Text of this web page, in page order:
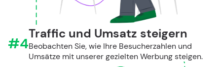
#4
Traffic und Umsatz steigern
Beobachten Sie, wie Ihre Besucherzahlen und
Umsätze mit unserer gezielten Werbung steigen.